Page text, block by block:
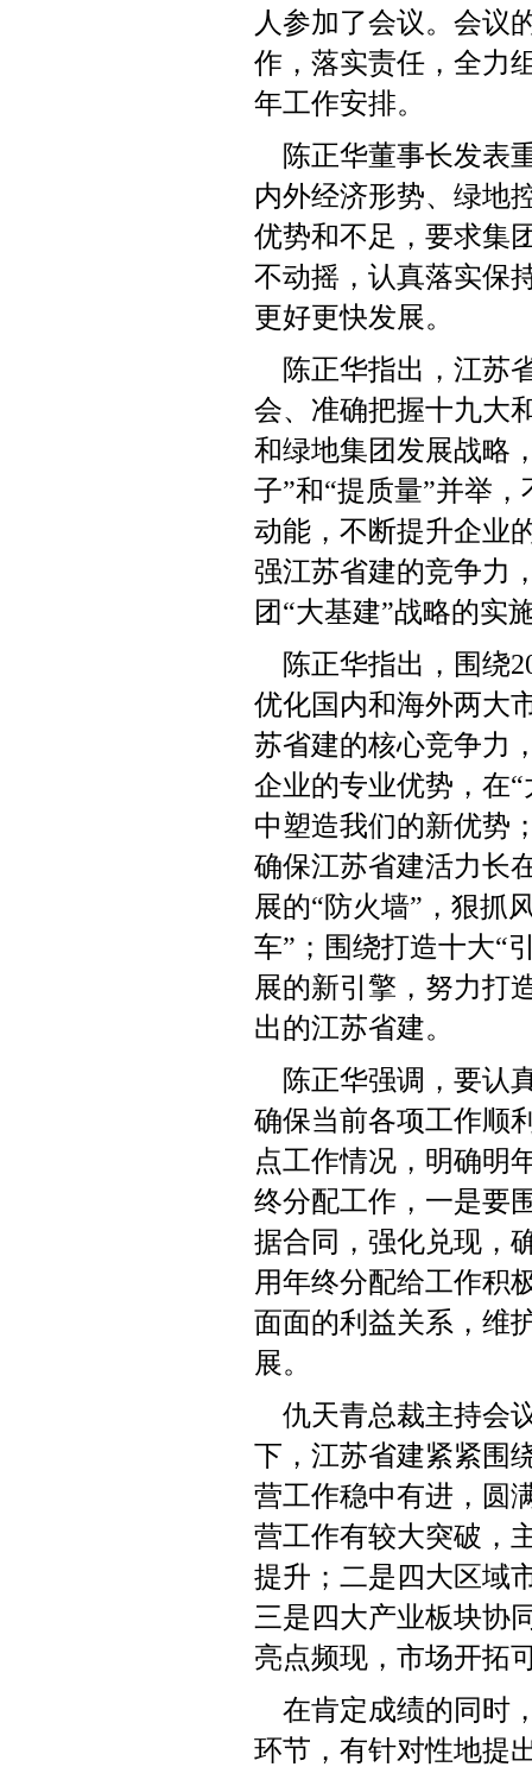
人参加了会议。会议
作，落实责任，全力
年工作安排。
陈正华董事长发表
内外经济形势、绿地
优势和不足，要求集
不动摇，认真落实保
更好更快发展。
陈正华指出，江苏
会、准确把握十九大
和绿地集团发展战略
子”和“提质量”并举
动能，不断提升企业
强江苏省建的竞争力
团“大基建”战略的实
陈正华指出，围绕
优化国内和海外两大
苏省建的核心竞争力
企业的专业优势，在
中塑造我们的新优势
确保江苏省建活力长
展的“防火墙”，狠抓
车”；围绕打造十大“
展的新引擎，努力打
出的江苏省建。
陈正华强调，要认
确保当前各项工作顺
点工作情况，明确明
终分配工作，一是要
据合同，强化兑现，
用年终分配给工作积
面面的利益关系，维
展。
仇天青总裁主持会
下，江苏省建紧紧围
营工作稳中有进，圆
营工作有较大突破 ，
提升；二是四大区域
三是四大产业板块协
亮点频现 ， 市场开拓
在肯定成绩的同时
环节 ，有针对性地提